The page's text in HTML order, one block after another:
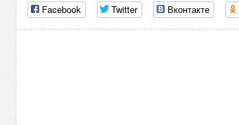
Facebook Twitter Вконтакте